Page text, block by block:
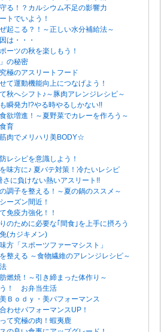
る！？カルシウム不足の影響力
トでいよう！
起こる？！～正しい水分補給法～
は・・・
ーツの秋を楽しもう！
の秘密
極のアスリートフード
て運動機能向上につなげよう！
秋へシフト♪～豚肉アレンジレシピ～
瞬発力!?やる時やるしかない!!
欲増進！～夏野菜でカレーを作ろう～
育
肉でメリハリ美BODY☆
レシピを意識しよう！
味方に♪ 夏バテ対策！冷たいレシピ
に負けない熱いアスリート!!
調子を整える！～夏の鍋のススメ～
ーズン間近！
免疫力強化！！
のために必要な｢間食｣を上手に摂ろう
(カジキメン)
方「スポーツファーマシスト」
整える ～食物繊維のアレンジレシピ～
燃焼！～引き締まった体作り～
！ お弁当生活
Ｂｏｄｙ・美パフォーマンス
わせパフォーマンスUP！
て究極の肉！蝦夷鹿